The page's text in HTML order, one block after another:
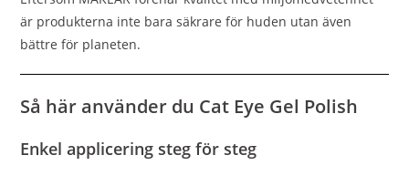
är produkterna inte bara säkrare för huden utan även
bättre för planeten.
Så här använder du Cat Eye Gel Polish
Enkel applicering steg för steg